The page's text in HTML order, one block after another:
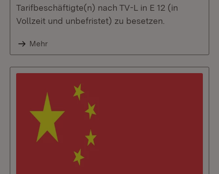
Tarifbeschäftigte(n) nach TV-L in E 12 (in
Vollzeit und unbefristet) zu besetzen.
Mehr